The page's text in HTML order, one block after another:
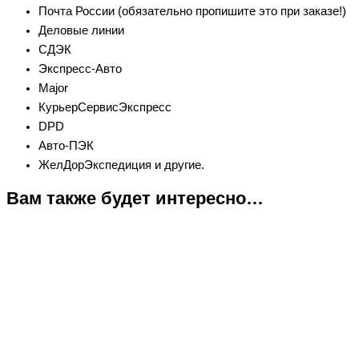
Почта России (обязательно пропишите это при заказе!)
Деловые линии
СДЭК
Экспресс-Авто
Major
КурьерСервисЭкспресс
DPD
Авто-ПЭК
ЖелДорЭкспедиция и другие.
Вам также будет интересно…